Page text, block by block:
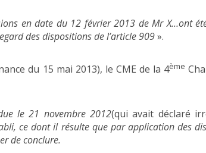
en date du 12 février 2013 de Mr X…ont
des dispositions de l’article 909».
du 15 mai 2013), le CME de la 4ème
le 21 novembre 2012(qui avait déclaré
ce dont il résulte que par application des
de conclure.